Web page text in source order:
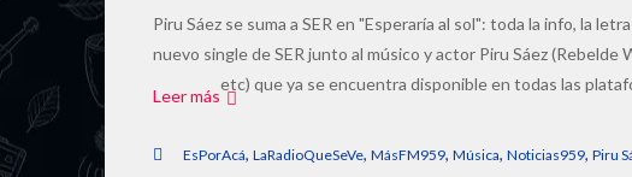
Piru Sáez se suma a SER en "Esperaría al sol": toda la info, la
nuevo single de SER junto al músico y actor Piru Sáez (Rebelde
etc) que ya se encuentra disponible en todas las
Leer más
EsPorAcá, LaRadioQueSeVe, MásFM959, Música, Noticias959, Piru